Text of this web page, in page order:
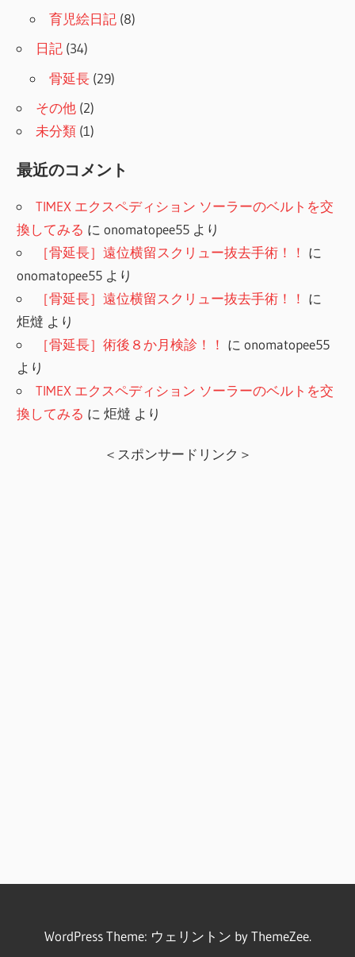
育児絵日記 (8)
日記 (34)
骨延長 (29)
その他 (2)
未分類 (1)
最近のコメント
TIMEX エクスペディション ソーラーのベルトを交
換してみる にonomatopee55 より
［骨延長］遠位横留スクリュー抜去手術！！ に
onomatopee55 より
［骨延長］遠位横留スクリュー抜去手術！！ に
炬燵 より
［骨延長］術後８か月検診！！ にonomatopee55
より
TIMEX エクスペディション ソーラーのベルトを交
換してみる に炬燵 より
＜スポンサードリンク＞
WordPress Theme: ウェリントン by ThemeZee.